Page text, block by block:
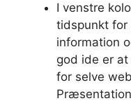
I venstre
tidspunkt for
information
god ide er
for selve